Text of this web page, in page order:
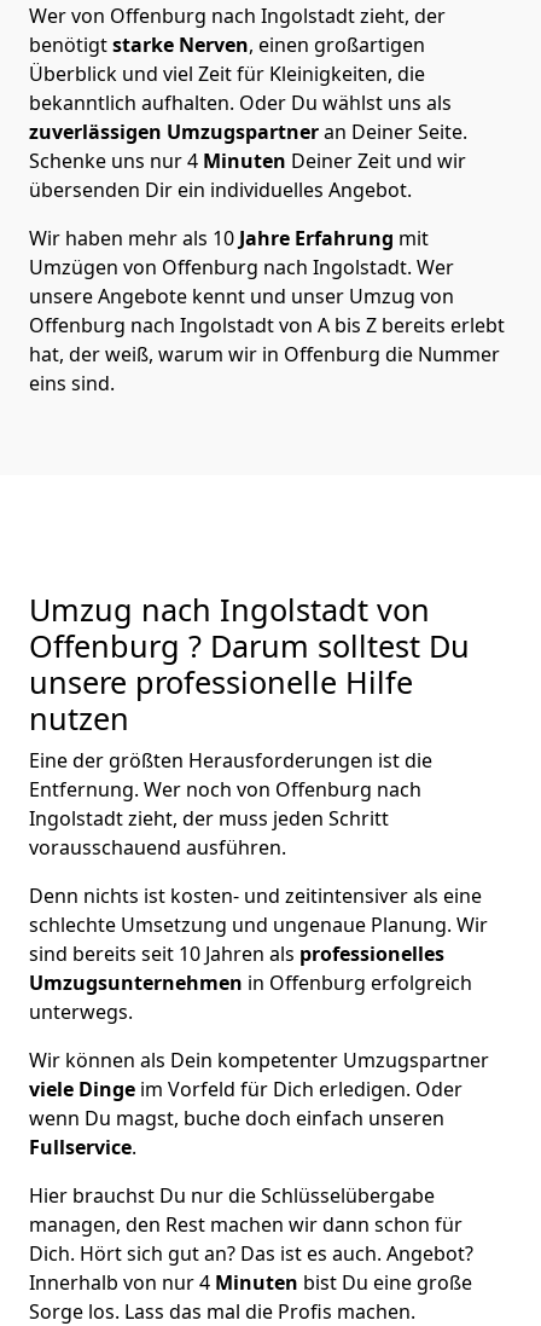
Wer von Offenburg nach Ingolstadt zieht, der
benötigtstarke Nerven, einen großartigen
Überblick und viel Zeit für Kleinigkeiten, die
bekanntlich aufhalten. Oder Du wählst uns als
zuverlässigen Umzugspartneran Deiner Seite.
Schenke uns nur4 Minuten Deiner Zeit und wir
übersenden Dir ein individuelles Angebot.
Wir haben mehr als 10 Jahre Erfahrung mit
Umzügen von Offenburg nach Ingolstadt. Wer
unsere Angebote kennt und unser Umzug von
Offenburg nach Ingolstadt von A bis Z bereits erlebt
hat, der weiß, warum wir in Offenburg die Nummer
eins sind.
Umzug nach Ingolstadt von
Offenburg ? Darum solltest Du
unsere professionelle Hilfe
nutzen
Eine der größten Herausforderungen ist die
Entfernung. Wer noch von Offenburg nach
Ingolstadt zieht, der muss jeden Schritt
vorausschauend ausführen.
Denn nichts ist kosten- und zeitintensiver als eine
schlechte Umsetzung und ungenaue Planung. Wir
sind bereits seit 10 Jahren als professionelles
Umzugsunternehmen in Offenburg erfolgreich
unterwegs.
Wir können als Dein kompetenter Umzugspartner
viele Dinge im Vorfeld für Dich erledigen. Oder
wenn Du magst, buche doch einfach unseren
Fullservice.
Hier brauchst Du nur die Schlüsselübergabe
managen, den Rest machen wir dann schon für
Dich. Hört sich gut an? Das ist es auch. Angebot?
Innerhalb von nur 4 Minuten bist Du eine große
Sorge los. Lass das mal die Profis machen.